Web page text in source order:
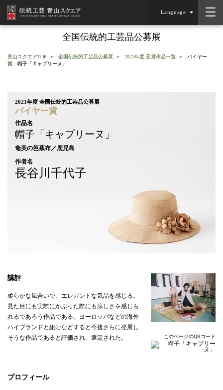
Language
全国伝統的工芸品公募展
青山スクエアTOP 全国伝統的工芸品公募展 2021年度 受賞作品一覧
バイヤー
賞：帽子「キャプリーヌ」
2021年度 全国伝統的工芸品公募展
バイヤー賞
作品名
帽子「キャプリーヌ」
奄美の芭蕉布／鹿児島
作者名
長谷川千代子
このページのQRコード
講評
柔らかな風合いで、エレガントな気品を感じる。
見た目にも実際にかぶった際にも涼しさを感じら
れるであろう作品である。ヨーロッパなどの海外
ハイブランドと組むなどすると今後さらに発展し
そうな作品であると評価され、選定された。
プロフィール